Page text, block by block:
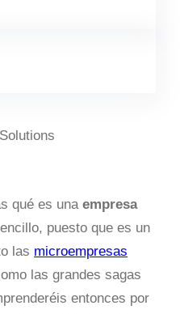
qué es una empresa
puesto que es un
las microempresas
las grandes sagas
entonces por